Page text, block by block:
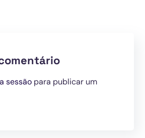
sessão para publicar um